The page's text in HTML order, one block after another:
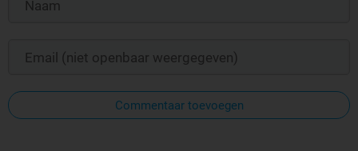
Commentaar toevoegen